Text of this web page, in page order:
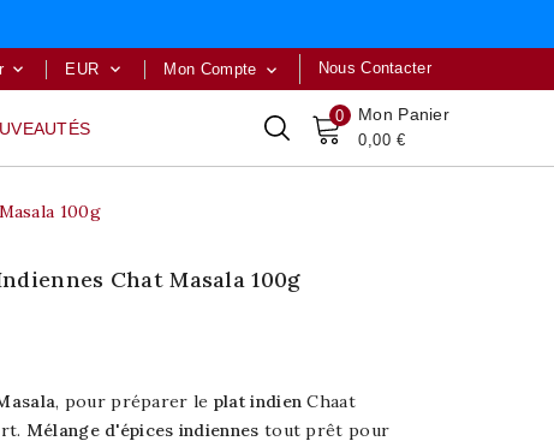
Nous Contacter
Mon Compte 
EUR 

0 Mon Panier
0,00 €
100g
Chat Masala 100g
, pour préparer le plat indien Chaat
Mélange d'épices indiennes tout prêt pour